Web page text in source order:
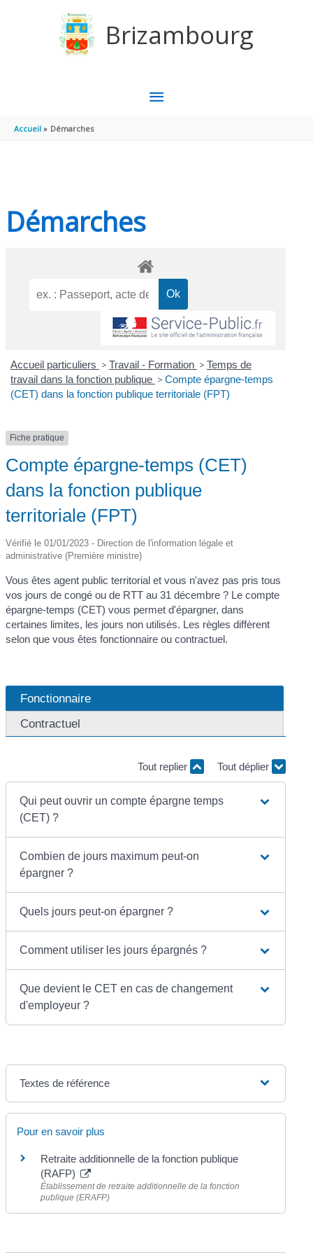
Brizambourg
MENU
Accueil Démarches
Démarches
Accueil particuliers > Travail - Formation > Temps de
travail dans la fonction publique > Compte épargne-temps
(CET) dans la fonction publique territoriale (FPT)
Fiche pratique
Compte épargne-temps (CET)
dans la fonction publique
territoriale (FPT)
Vérifié le 01/01/2023 - Direction de l'information légale et
administrative (Première ministre)
Vous êtes agent public territorial et vous n'avez pas pris tous
vos jours de congé ou de RTT au 31 décembre ? Le compte
épargne-temps (CET) vous permet d'épargner, dans
certaines limites, les jours non utilisés. Les règles diffèrent
selon que vous êtes fonctionnaire ou contractuel.
Fonctionnaire
Contractuel
Tout replier Tout déplier
Qui peut ouvrir un compte épargne temps
(CET) ?
Combien de jours maximum peut-on
épargner ?
Quels jours peut-on épargner ?
Comment utiliser les jours épargnés ?
Que devient le CET en cas de changement
d'employeur ?
Textes de référence
Pour en savoir plus
Retraite additionnelle de la fonction publique
(RAFP)
Établissement de retraite additionnelle de la fonction
publique (ERAFP)